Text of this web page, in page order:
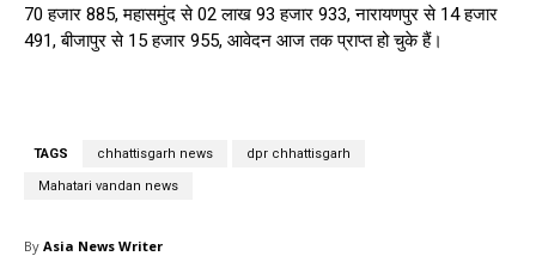
70 हजार 885, महासमुंद से 02 लाख 93 हजार 933, नारायणपुर से 14 हजार
491, बीजापुर से 15 हजार 955, आवेदन आज तक प्राप्त हो चुके हैं।
TAGS chhattisgarh news dpr chhattisgarh
Mahatari vandan news
By Asia News Writer